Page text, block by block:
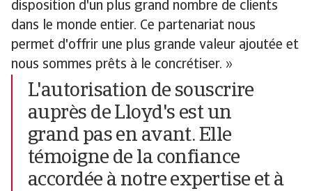
disposition d'un plus grand nombre de clients
dans le monde entier. Ce partenariat nous
permet d'offrir une plus grande valeur ajoutée et
nous sommes prêts à le concrétiser. »
L'autorisation de souscrire
auprès de Lloyd's est un
grand pas en avant. Elle
témoigne de la confiance
accordée à notre expertise et à